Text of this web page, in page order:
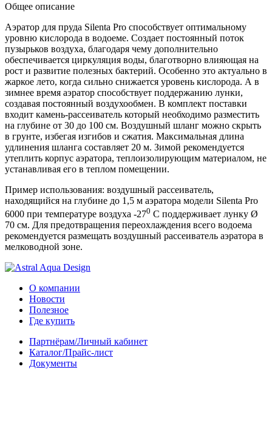
Общее описание
Аэратор для пруда Silenta Pro способствует оптимальному
уровню кислорода в водоеме. Создает постоянный поток
пузырьков воздуха, благодаря чему дополнительно
обеспечивается циркуляция воды, благотворно влияющая на
рост и развитие полезных бактерий. Особенно это актуально в
жаркое лето, когда сильно снижается уровень кислорода. А в
зимнее время аэратор способствует поддержанию лунки,
создавая постоянный воздухообмен. В комплект поставки
входит камень-рассеиватель который необходимо разместить
на глубине от 30 до 100 см. Воздушный шланг можно скрыть
в грунте, избегая изгибов и сжатия. Максимальная длина
удлинения шланга составляет 20 м. Зимой рекомендуется
утеплить корпус аэратора, теплоизолирующим материалом, не
устанавливая его в теплом помещении.
Пример использования: воздушный рассеиватель,
находящийся на глубине до 1,5 м аэратора модели Silenta Pro
6000 при температуре воздуха -270 С поддерживает лунку Ø
70 см. Для предотвращения переохлаждения всего водоема
рекомендуется размещать воздушный рассеиватель аэратора в
мелководной зоне.
О компании
Новости
Полезное
Где купить
Партнёрам/Личный кабинет
Каталог/Прайс-лист
Документы